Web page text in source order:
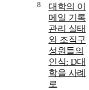
8
대학의 이
메일 기록
관리 실태
와 조직구
성원들의
인식: D대
학을 사례
로